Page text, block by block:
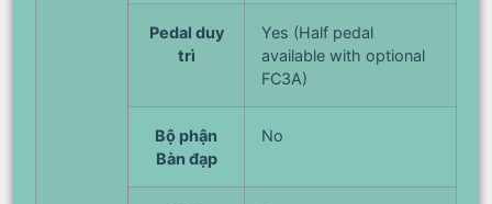
Pedal duy
trì
Yes (Half pedal
available with optional
FC3A)
Bộ phận
Bàn đạp
No